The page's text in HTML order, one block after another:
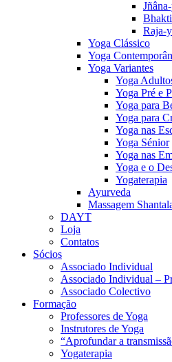
Raja-
Yoga Clássico
Yoga
Yoga Variantes
Yoga
Yoga Pré e
Yoga para
Yoga para
Yoga nas
Yoga Sénior
Yoga nas
Yoga e o
Yogaterapia
Ayurveda
Massagem
DAYT
Loja
Contatos
Sócios
Associado Individual
Associado Individual –
Associado Colectivo
Formação
Professores de Yoga
Instrutores de Yoga
“Aprofundar a
Yogaterapia